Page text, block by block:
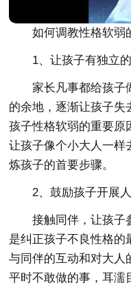
如何调教性格软弱
1、让孩子有独立
家长凡事都给孩子
的余地，逐渐让孩子失
孩子性格软弱的重要原
让孩子像个小大人一样
炼孩子的首要步骤。
2、鼓励孩子开展
接触同伴，让孩子
是纠正孩子不良性格的
与同伴的互动和对大人
平时不敢做的事，耳濡